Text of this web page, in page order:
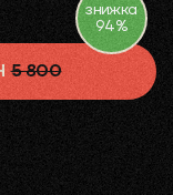
5 800
знижка
94%